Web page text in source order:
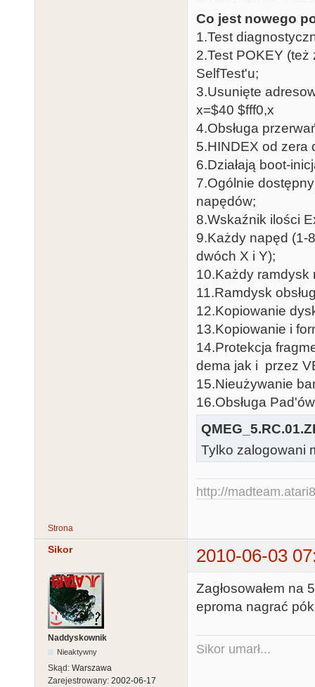
Co jest nowego
1.Test
2.Test POKEY
SelfTest'u;
3.Usunięte
x=$40 $fff0,x
4.Obsługa
5.HINDEX od zera
6.Działają boot-
7.Ogólnie
napędów;
8.Wskaźnik ilości
9.Każdy napęd (1-
dwóch X i Y);
10.Każdy ramdysk
11.Ramdysk
12.Kopiowanie
13.Kopiowanie i
14.Protekcja
dema jak i przez
15.Nieużywanie
16.Obsługa
Tylko zalogowani
http://
Strona
Sikor 2010-06-03
Naddyskownik
Nieaktywny
Skąd: Warszawa
Zarejestrowany: 2002-06-17
Zagłosowałem na
eproma nagrać
Sikor umarł...